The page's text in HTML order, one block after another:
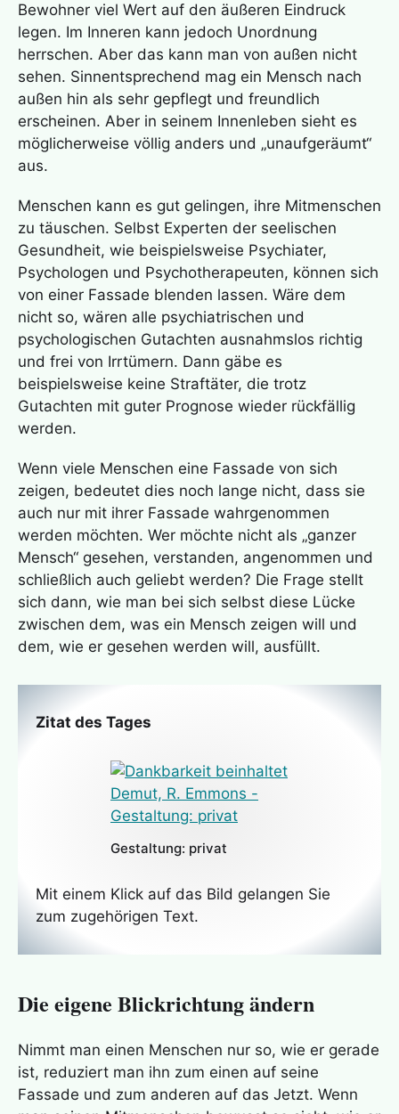
Bewohner viel Wert auf den äußeren Eindruck
legen. Im Inneren kann jedoch Unordnung
herrschen. Aber das kann man von außen nicht
sehen. Sinnentsprechend mag ein Mensch nach
außen hin als sehr gepflegt und freundlich
erscheinen. Aber in seinem Innenleben sieht es
möglicherweise völlig anders und „unaufgeräumt“
aus.
Menschen kann es gut gelingen, ihre Mitmenschen
zu täuschen. Selbst Experten der seelischen
Gesundheit, wie beispielsweise Psychiater,
Psychologen und Psychotherapeuten, können sich
von einer Fassade blenden lassen. Wäre dem
nicht so, wären alle psychiatrischen und
psychologischen Gutachten ausnahmslos richtig
und frei von Irrtümern. Dann gäbe es
beispielsweise keine Straftäter, die trotz
Gutachten mit guter Prognose wieder rückfällig
werden.
Wenn viele Menschen eine Fassade von sich
zeigen, bedeutet dies noch lange nicht, dass sie
auch nur mit ihrer Fassade wahrgenommen
werden möchten. Wer möchte nicht als „ganzer
Mensch“ gesehen, verstanden, angenommen und
schließlich auch geliebt werden? Die Frage stellt
sich dann, wie man bei sich selbst diese Lücke
zwischen dem, was ein Mensch zeigen will und
dem, wie er gesehen werden will, ausfüllt.
Zitat des Tages
Gestaltung: privat
Mit einem Klick auf das Bild gelangen Sie
zum zugehörigen Text.
Die eigene Blickrichtung ändern
Nimmt man einen Menschen nur so, wie er gerade
ist, reduziert man ihn zum einen auf seine
Fassade und zum anderen auf das Jetzt. Wenn